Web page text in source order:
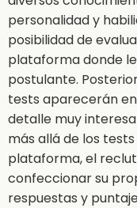
personalidad y
posibilidad de
plataforma donde
postulante.
tests aparecerán
detalle muy
más allá de los
plataforma, el
confeccionar su
respuestas y